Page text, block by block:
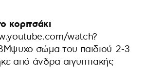
κοριτσάκι
watch?
σώμα του παιδιού 2-3
από άνδρα αιγυπτιακής